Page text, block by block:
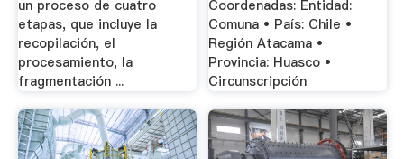
un proceso de cuatro
etapas, que incluye la
recopilación, el
procesamiento, la
fragmentación ...
Coordenadas: Entidad:
Comuna • País: Chile •
Región Atacama •
Provincia: Huasco •
Circunscripción